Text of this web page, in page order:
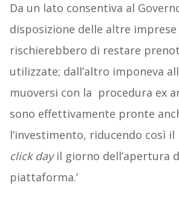
Da un lato consentiva al
disposizione delle altre
rischierebbero di restare
utilizzate; dall’altro imponeva
muoversi con la procedura ex
sono effettivamente pronte
l’investimento, riducendo così
click dayil giorno dell’apertura
piattaforma.’